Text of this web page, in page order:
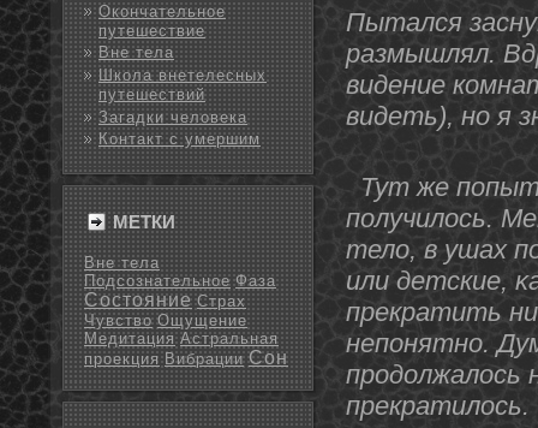
Окончательное
путешествие
Вне тела
Школа внетелесных
путешествий
Загадки человека
Контакт с умершим
МЕТКИ
Вне тела
Подсознательное Фаза
Состояние Страх
Чувство Ощущение
Медитация Астральная
проекция Вибрации Сон
Пытался
размышлял.
видение
видеть), нο я
Тут же
получилось.
тело, в ушах
или детские,
прекратить
непοнятнο.
продοлжалось
прекратилось.